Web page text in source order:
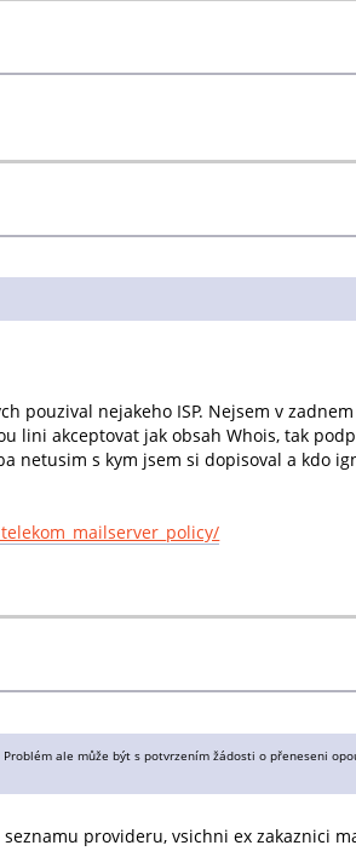
pouzival nejakeho ISP. Nejsem v
akceptovat jak obsah Whois, tak
netusim s kym jsem si dopisoval a kdo
ale může být s potvrzením žádosti o přeneseni
provideru, vsichni ex zakaznici